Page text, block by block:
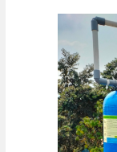
Prumpung
Sardonoharjo